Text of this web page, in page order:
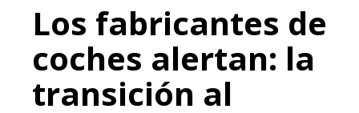
Los fabricantes de
coches alertan: la
transición al